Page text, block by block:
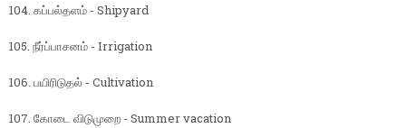
104. கப்பல்தளம் - Shipyard
105. நீர்ப்பாசனம் - Irrigation
106. பயிரிடுதல் - Cultivation
107. கோடை விடுமுறை - Summer vacation